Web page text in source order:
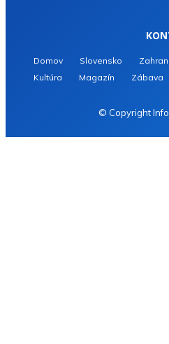
Domov Slovensko
Kultúra
Magazín Zábava
© Copyright